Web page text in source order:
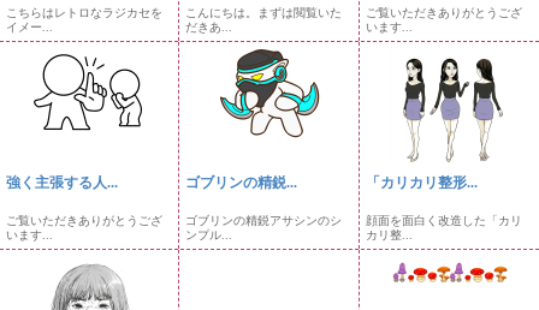
こちらはレトロなラジカセを
イメー...
こんにちは。まずは閲覧いた
だきあ...
ご覧いただきありがとうござ
います...
強く主張する人...
ご覧いただきありがとうござ
います...
ゴブリンの精鋭...
ゴブリンの精鋭アサシンのシ
ンプル...
「カリカリ整形...
顔面を面白く改造した「カリ
カリ整...